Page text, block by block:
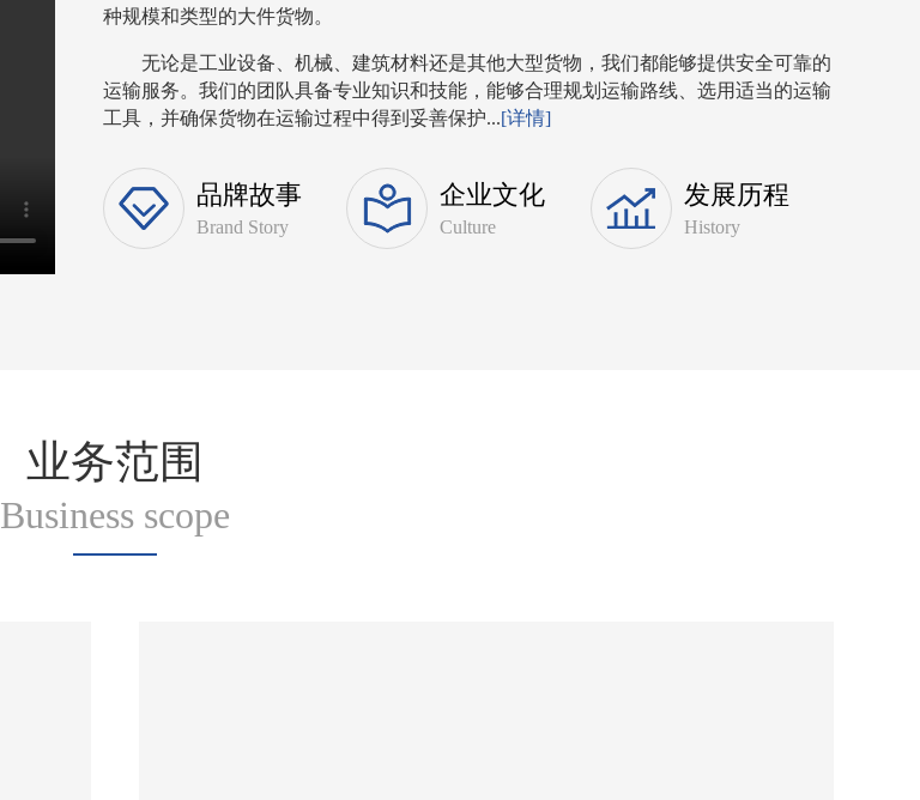
种规模和类型的大件货物。
无论是工业设备、机械、建筑材料还是其他大型货物，我们都能够提供安全可靠的
运输服务。我们的团队具备专业知识和技能，能够合理规划运输路线、选用适当的运输
工具，并确保货物在运输过程中得到妥善保护...[详情]
品牌故事
Brand Story
企业文化
Culture
发展历程
History
业务范围
Business scope